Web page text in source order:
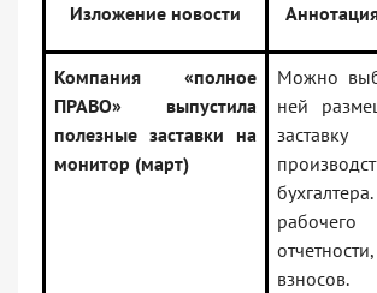
Изложение новости
Компания «полное
ПРАВО» выпустила
полезные заставки на
монитор (март)
Можно
ней
взносов.